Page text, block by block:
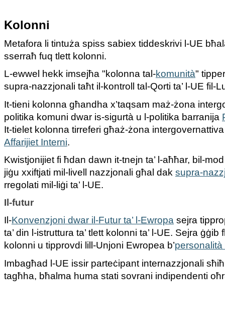
Kolonni
Metafora li tintuża spiss sabiex tiddeskrivi l-UE
sserraħ fuq tlett kolonni.
L-ewwel hekk imsejħa "kolonna tal-komunità"
supra-nazzjonali taħt il-kontroll tal-Qorti ta’ l-UE fil-
It-tieni kolonna għandha x’taqsam maż-żona
politika komuni dwar is-sigurtà u l-politika barranija
It-tielet kolonna tirreferi għaż-żona
Affarijiet Interni.
Kwistjonijiet fi ħdan dawn it-tnejn ta’ l-aħħar, bil-
jiġu xxiftjati mil-livell nazzjonali għal dak supra-
rregolati mil-liġi ta’ l-UE.
Il-futur
Il-Konvenzjoni dwar il-Futur ta’ l-Ewropa sejra
ta’ din l-istruttura ta’ tlett kolonni ta’ l-UE. Sejra ġġib
kolonni u tipprovdi lill-Unjoni Ewropea b’
Imbagħad l-UE issir parteċipant internazzjonali
tagħha, bħalma huma stati sovrani indipendenti